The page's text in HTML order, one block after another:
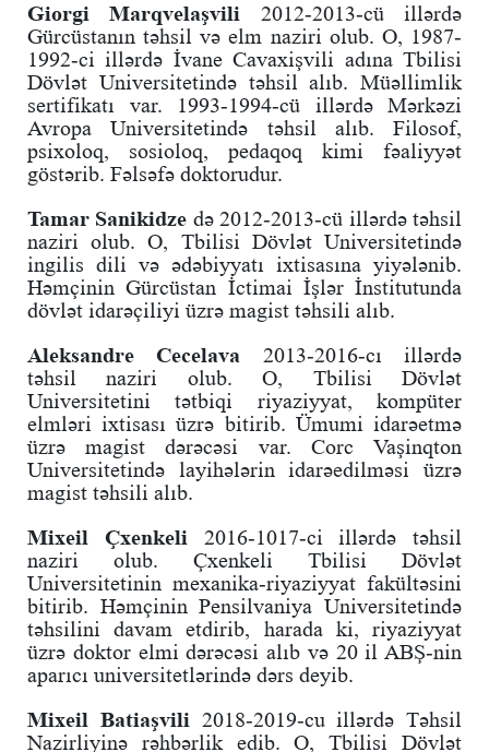
Giorgi Marqvelaşvili 2012-2013-cü illərdə
Gürcüstanın təhsil və elm naziri olub. O, 1987-
1992-ci illərdə İvane Cavaxişvili adına Tbilisi
Dövlət Universitetində təhsil alıb. Müəllimlik
sertifikatı var. 1993-1994-cü illərdə Mərkəzi
Avropa Universitetində təhsil alıb. Filosof,
psixoloq, sosioloq, pedaqoq kimi fəaliyyət
göstərib. Fəlsəfə doktorudur.
Tamar Sanikidze də 2012-2013-cü illərdə təhsil
naziri olub. O, Tbilisi Dövlət Universitetində
ingilis dili və ədəbiyyatı ixtisasına yiyələnib.
Həmçinin Gürcüstan İctimai İşlər İnstitutunda
dövlət idarəçiliyi üzrə magist təhsili alıb.
Aleksandre Cecelava 2013-2016-cı illərdə
təhsil naziri olub. O, Tbilisi Dövlət
Universitetini tətbiqi riyaziyyat, kompüter
elmləri ixtisası üzrə bitirib. Ümumi idarəetmə
üzrə magist dərəcəsi var. Corc Vaşinqton
Universitetində layihələrin idarəedilməsi üzrə
magist təhsili alıb.
Mixeil Çxenkeli 2016-1017-ci illərdə təhsil
naziri olub. Çxenkeli Tbilisi Dövlət
Universitetinin mexanika-riyaziyyat fakültəsini
bitirib. Həmçinin Pensilvaniya Universitetində
təhsilini davam etdirib, harada ki, riyaziyyat
üzrə doktor elmi dərəcəsi alıb və 20 il ABŞ-nin
aparıcı universitetlərində dərs deyib.
Mixeil Batiaşvili 2018-2019-cu illərdə Təhsil
Nazirliyinə rəhbərlik edib. O, Tbilisi Dövlət